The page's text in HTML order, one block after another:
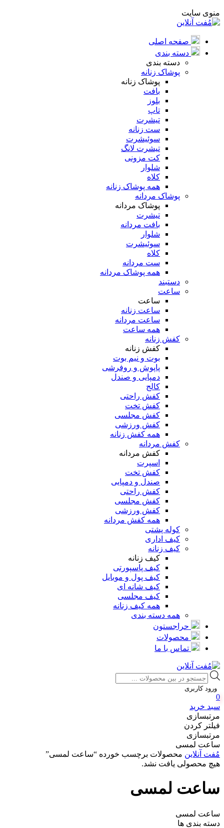
منوی سایت
صفحه اصلی
دسته بندی
دسته بندی
پوشاک زنانه
پوشاک زنانه
بافت
بلوز
تاپ
تیشرت
ست زنانه
سوئیشرت
تیشرت لانگ
کت مزونی
شلوار
کلاه
همه پوشاک زنانه
پوشاک مردانه
پوشاک مردانه
تیشرت
بافت مردانه
شلوار
سوئیشرت
کلاه
ست مردانه
همه پوشاک مردانه
دستبند
ساعت
ساعت
ساعت زنانه
ساعت مردانه
همه ساعت
کفش زنانه
کفش زنانه
بوت و نیم بوت
پاپوش و روفرشی
دمپایی و صندل
کالج
کفش راحتی
کفش تخت
کفش مجلسی
کفش ورزشی
همه کفش زنانه
کفش مردانه
کفش مردانه
اسپرت
کفش تخت
صندل و دمپایی
کفش راحتی
کفش مجلسی
کفش ورزشی
همه کفش مردانه
کوله پشتی
کیف اداری
کیف زنانه
کیف زنانه
کیف پاسپورتی
کیف پول و موبایل
کیف شانه ای
کیف مجلسی
همه کیف زنانه
همه دسته بندی
حراجستون
محصولات
تماس با ما
Products
search
ورود کاربری
0
سبد خرید
مرتبسازی
فیلتر کردن
مرتبسازی
ساعت لمسی
مُفت آنلاین محصولات برچسب خورده “ساعت لمسی”
هیچ محصولی یافت نشد.
ساعت لمسی
ساعت لمسی
دسته بندی ها